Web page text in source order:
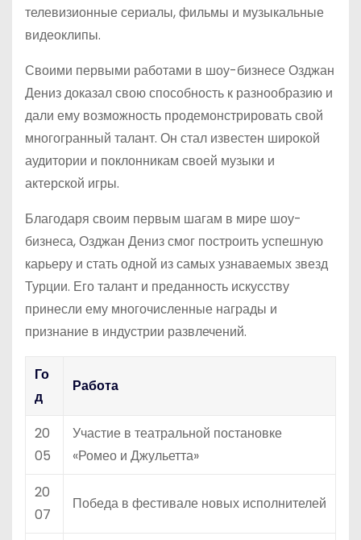
телевизионные сериалы, фильмы и музыкальные
видеоклипы.
Своими первыми работами в шоу-бизнесе Озджан
Дениз доказал свою способность к разнообразию и
дали ему возможность продемонстрировать свой
многогранный талант. Он стал известен широкой
аудитории и поклонникам своей музыки и
актерской игры.
Благодаря своим первым шагам в мире шоу-
бизнеса, Озджан Дениз смог построить успешную
карьеру и стать одной из самых узнаваемых звезд
Турции. Его талант и преданность искусству
принесли ему многочисленные награды и
признание в индустрии развлечений.
Го
д
Работа
20
05
Участие в театральной постановке
«Ромео и Джульетта»
20
07
Победа в фестивале новых исполнителей